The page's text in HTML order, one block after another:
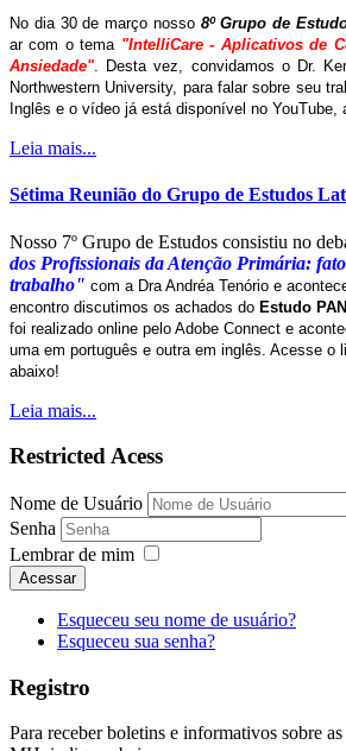
No dia 30 de março nosso 8º Grupo de
ar com o tema "IntelliCare - Aplicativos de
Ansiedade". Desta vez, convidamos o Dr.
Northwestern University, para falar sobre seu
Inglês e o vídeo já está disponível no YouTube,
Leia mais...
Sétima Reunião do Grupo de Estudos
Nosso 7º Grupo de Estudos consistiu no
dos Profissionais da Atenção Primária:
trabalho" com a Dra Andréa Tenório e
encontro discutimos os achados do Estudo
foi realizado online pelo Adobe Connect e
uma em português e outra em inglês. Acesse o
abaixo!
Leia mais...
Restricted Acess
Nome de Usuário
Senha
Lembrar de mim
Acessar
Esqueceu seu nome de usuário?
Esqueceu sua senha?
Registro
Para receber boletins e informativos sobre